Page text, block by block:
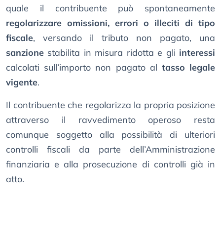
quale il contribuente può spontaneamente
regolarizzare omissioni, errori o illeciti di tipo
fiscale, versando il tributo non pagato, una
sanzione stabilita in misura ridotta e gli interessi
calcolati sull’importo non pagato al tasso legale
vigente.
Il contribuente che regolarizza la propria posizione
attraverso il ravvedimento operoso resta
comunque soggetto alla possibilità di ulteriori
controlli fiscali da parte dell’Amministrazione
finanziaria e alla prosecuzione di controlli già in
atto.